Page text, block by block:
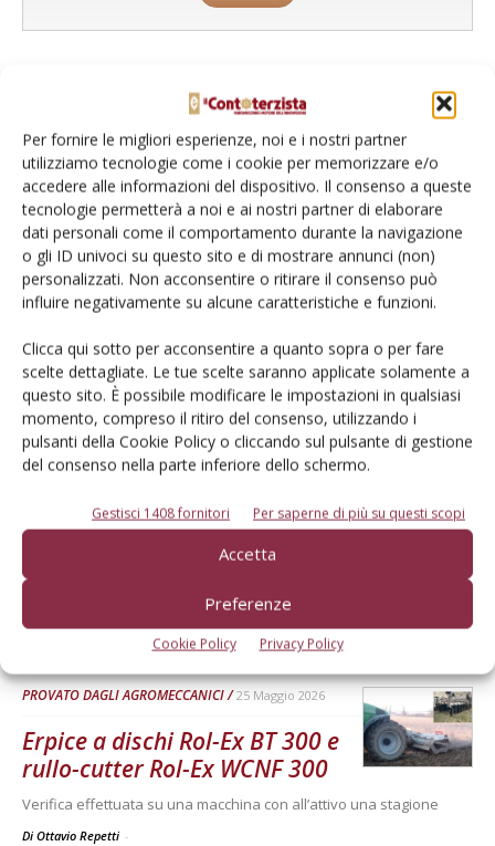
Per fornire le migliori esperienze, noi e i nostri partner
utilizziamo tecnologie come i cookie per memorizzare e/o
accedere alle informazioni del dispositivo. Il consenso a queste
tecnologie permetterà a noi e ai nostri partner di elaborare
dati personali come il comportamento durante la navigazione
o gli ID univoci su questo sito e di mostrare annunci (non)
personalizzati. Non acconsentire o ritirare il consenso può
influire negativamente su alcune caratteristiche e funzioni.
Clicca qui sotto per acconsentire a quanto sopra o per fare
scelte dettagliate. Le tue scelte saranno applicate solamente a
questo sito. È possibile modificare le impostazioni in qualsiasi
momento, compreso il ritiro del consenso, utilizzando i
pulsanti della Cookie Policy o cliccando sul pulsante di gestione
del consenso nella parte inferiore dello schermo.
Gestisci 1408 fornitori Per saperne di più su questi scopi
Accetta
Preferenze
Cookie Policy Privacy Policy
L'Esperto risponde
I consigli di Terra e Vita agli agricoltori
Cerca adesso
Dalla stessa categoria
PROVATO DAGLI AGROMECCANICI 25 Maggio 2026
McCormick X8.631 VT-Drive
Verifica effettuata su una macchina con all’attivo 300 ore
Di Ottavio Repetti
PROVATO DAGLI AGROMECCANICI 25 Maggio 2026
Erpice a dischi Rol-Ex BT 300 e
rullo-cutter Rol-Ex WCNF 300
Verifica effettuata su una macchina con all’attivo una stagione
Di Ottavio Repetti -